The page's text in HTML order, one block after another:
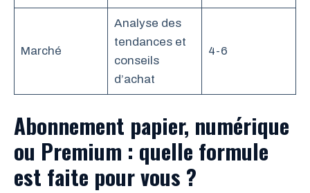
Marché
Analyse des
tendances et
conseils
d’achat
4-6
Abonnement papier, numérique
ou Premium : quelle formule
est faite pour vous ?